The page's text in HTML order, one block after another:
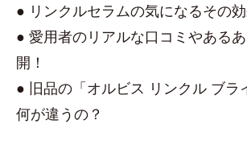
● リンクルセラムの気になるその
● 愛用者のリアルな口コミやある
開！
● 旧品の「オルビス リンクル ブラ
何が違うの？